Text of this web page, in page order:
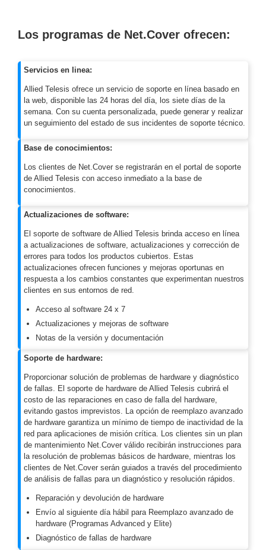
MotorizadoNVRs
RecordersOcultas
-
PinholeProfesionales
-
Caja
/ 4G /
Cámaras
y DVRs
/ AHD /
HD-TVI
Ambientes
SalinosAntiexplosiónBalaDomo
/ Eyeball /
TurretEspecialesLente
Videograbadoras
- TurboHD
TVI / AHD
/ CVI
Drones,
Robots e
Industrial
Cámaras
Industriales
Energía
Adaptadores
Pared
Baterías
Fuentes
de
Alimentación Fuentes
Los programas de Net.Cover ofrecen:
Servicios en linea:
Allied Telesis ofrece un servicio de soporte en línea basado en
la web, disponible las 24 horas del día, los siete días de la
semana. Con su cuenta personalizada, puede generar y realizar
un seguimiento del estado de sus incidentes de soporte técnico.
Base de conocimientos:
Los clientes de Net.Cover se registrarán en el portal de soporte
de Allied Telesis con acceso inmediato a la base de
conocimientos.
Actualizaciones de software:
El soporte de software de Allied Telesis brinda acceso en línea
a actualizaciones de software, actualizaciones y corrección de
errores para todos los productos cubiertos. Estas
actualizaciones ofrecen funciones y mejoras oportunas en
respuesta a los cambios constantes que experimentan nuestros
clientes en sus entornos de red.
Acceso al software 24 x 7
Actualizaciones y mejoras de software
Notas de la versión y documentación
Soporte de hardware:
Proporcionar solución de problemas de hardware y diagnóstico
de fallas. El soporte de hardware de Allied Telesis cubrirá el
costo de las reparaciones en caso de falla del hardware,
evitando gastos imprevistos. La opción de reemplazo avanzado
de hardware garantiza un mínimo de tiempo de inactividad de la
red para aplicaciones de misión crítica. Los clientes sin un plan
de mantenimiento Net.Cover válido recibirán instrucciones para
la resolución de problemas básicos de hardware, mientras los
clientes de Net.Cover serán guiados a través del procedimiento
de análisis de fallas para un diagnóstico y resolución rápidos.
Reparación y devolución de hardware
Envío al siguiente día hábil para Reemplazo avanzado de
hardware (Programas Advanced y Elite)
Diagnóstico de fallas de hardware